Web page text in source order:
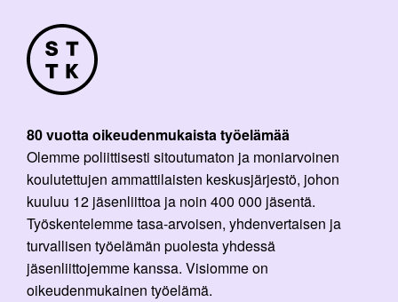
80 vuotta oikeudenmukaista työelämää
Olemme poliittisesti sitoutumaton ja moniarvoinen
koulutettujen ammattilaisten keskusjärjestö, johon
kuuluu 12 jäsenliittoa ja noin 400 000 jäsentä.
Työskentelemme tasa-arvoisen, yhdenvertaisen ja
turvallisen työelämän puolesta yhdessä
jäsenliittojemme kanssa. Visiomme on
oikeudenmukainen työelämä.